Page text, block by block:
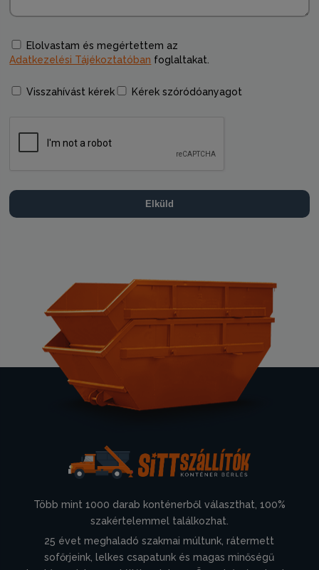
Elolvastam és megértettem az
Adatkezelési Tájékoztatóban foglaltakat.
Visszahívást kérek Kérek szóródóanyagot
Elküld
Több mint 1000 darab konténerből választhat, 100%
szakértelemmel találkozhat.
25 évet meghaladó szakmai múltunk, rátermett
sofőrjeink, lelkes csapatunk és magas minőségű